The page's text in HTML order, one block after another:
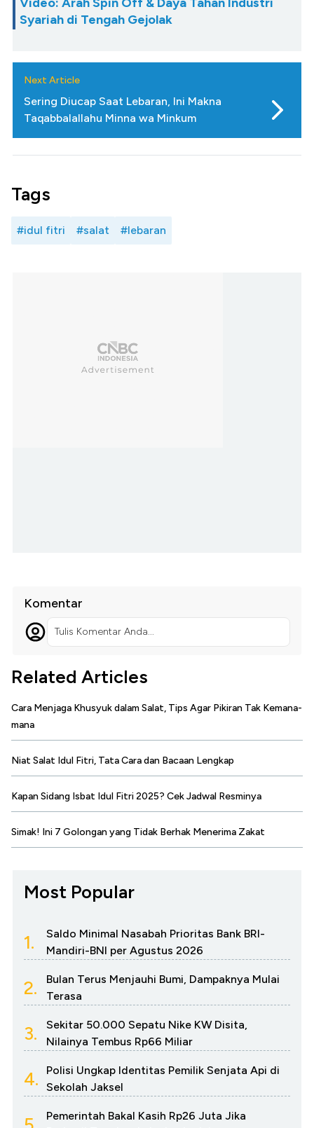
Syariah di Tengah Gejolak
Next Article
Sering Diucap Saat Lebaran, Ini Makna
Taqabbalallahu Minna wa Minkum
Tags
#idul fitri #salat #lebaran
Komentar
Tulis Komentar Anda...
Related Articles
Cara Menjaga Khusyuk dalam Salat, Tips Agar Pikiran Tak Kemana-
mana
Niat Salat Idul Fitri, Tata Cara dan Bacaan Lengkap
Kapan Sidang Isbat Idul Fitri 2025? Cek Jadwal Resminya
Simak! Ini 7 Golongan yang Tidak Berhak Menerima Zakat
Most Popular
1.
Saldo Minimal Nasabah Prioritas Bank BRI-
Mandiri-BNI per Agustus 2026
2.
Bulan Terus Menjauhi Bumi, Dampaknya Mulai
Terasa
3.
Sekitar 50.000 Sepatu Nike KW Disita,
Nilainya Tembus Rp66 Miliar
4.
Polisi Ungkap Identitas Pemilik Senjata Api di
Sekolah Jaksel
Pemerintah Bakal Kasih Rp26 Juta Jika